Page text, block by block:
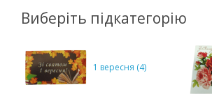
Виберіть підкатегорію
1 вересня (4)